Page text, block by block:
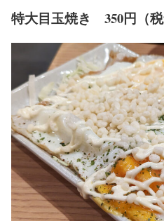
特大目玉焼き 350円（税